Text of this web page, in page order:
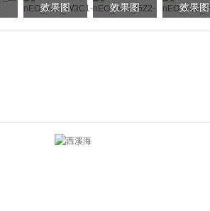
效果图 效果图 效果图